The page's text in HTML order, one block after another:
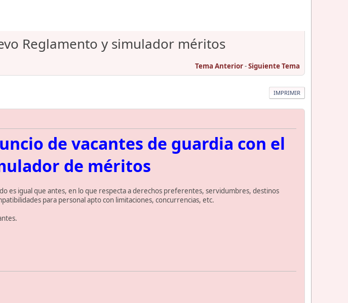
Reglamento y simulador méritos
Tema Anterior-Siguiente Tema
IMPRIMIR
de vacantes de guardia con el
de méritos
es igual que antes, en lo que respecta a derechos preferentes, servidumbres, destinos
para personal apto con limitaciones, concurrencias, etc.